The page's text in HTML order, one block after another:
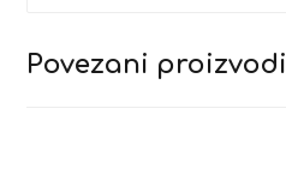
Povezani proizvodi